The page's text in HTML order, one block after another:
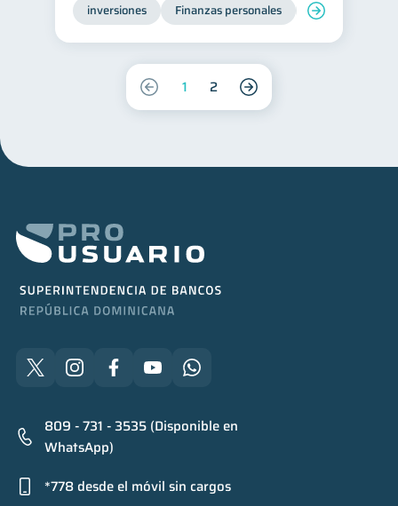
inversiones Finanzas personales Educación
1 2
809 - 731 - 3535 (Disponible en
WhatsApp)
*778 desde el móvil sin cargos